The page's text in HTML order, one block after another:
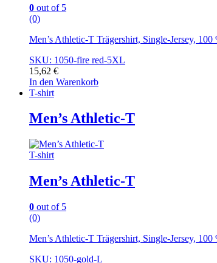
0 out of 5
(0)
Men’s Athletic-T Trägershirt, Single-Jersey,
SKU: 1050-fire red-5XL
15,62 €
In den Warenkorb
T-shirt
Men’s Athletic-T
T-shirt
Men’s Athletic-T
0 out of 5
(0)
Men’s Athletic-T Trägershirt, Single-Jersey,
SKU: 1050-gold-L